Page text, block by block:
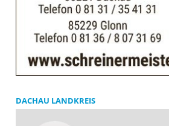
DACHAU LANDKREIS